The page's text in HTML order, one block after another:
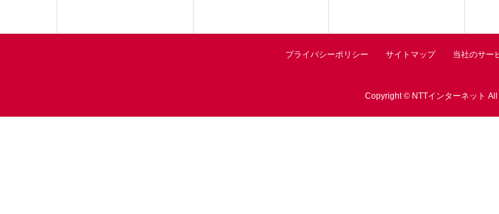
プライバシーポリシー サイトマップ 当社のサー
Copyright © NTTインターネット All